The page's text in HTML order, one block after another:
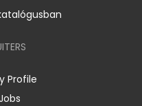
Profile